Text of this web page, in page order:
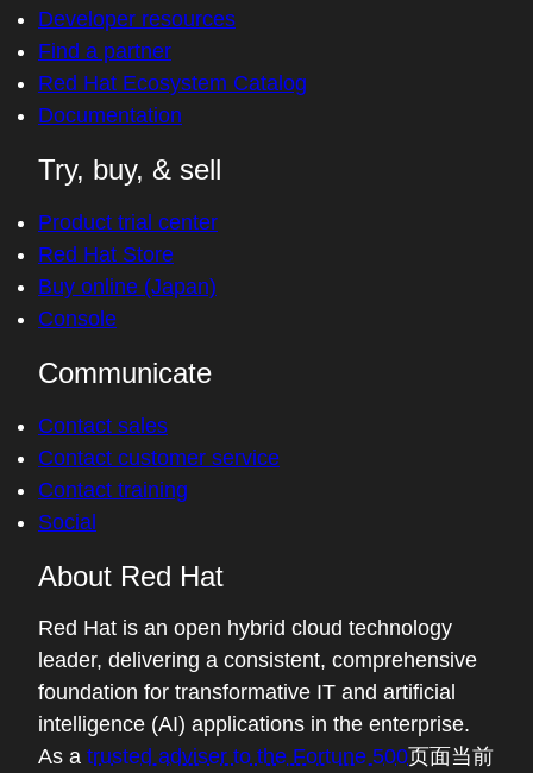
Developer resources
Find a partner
Red Hat Ecosystem Catalog
Documentation
Try, buy, & sell
Product trial center
Red Hat Store
Buy online (Japan)
Console
Communicate
Contact sales
Contact customer service
Contact training
Social
About Red Hat
Red Hat is an open hybrid cloud technology
leader, delivering a consistent, comprehensive
foundation for transformative IT and artificial
intelligence (AI) applications in the enterprise.
As a trusted adviser to the Fortune 500页面当前